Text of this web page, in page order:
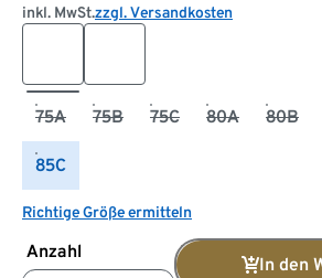
inkl. MwSt.zzgl. Versandkosten
75A 75B 75C 80A 80B
85C
Richtige Größe ermitteln
Anzahl
In den